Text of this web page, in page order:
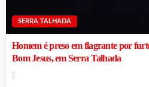
SERRA TALHADA
Homem é preso em flagrante por
Bom Jesus, em Serra Talhada